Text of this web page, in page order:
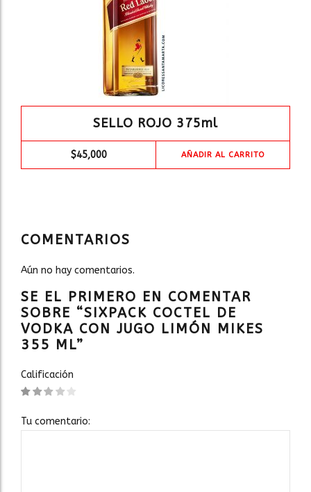
SELLO ROJO 375ml
$45,000 AÑADIR AL CARRITO
COMENTARIOS
Aún no hay comentarios.
SE EL PRIMERO EN COMENTAR
SOBRE “SIXPACK COCTEL DE
VODKA CON JUGO LIMÓN MIKES
355 ML”
Calificación
Tu comentario: